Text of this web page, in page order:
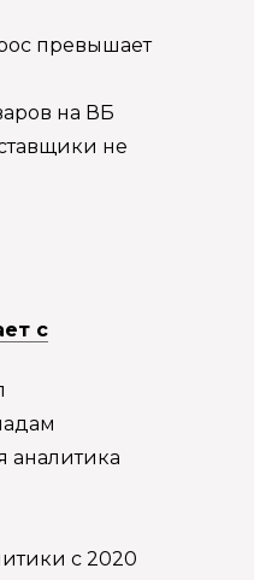
превышает
на ВБ
не
с
аналитика
с 2020